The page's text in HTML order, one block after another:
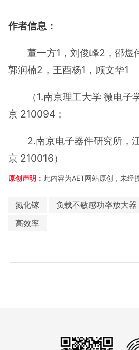
作者信息：
董一方1，刘俊峰2，邵煜
郭润楠2，王酉杨1，顾文华1
（1.南京理工大学 微电子
京 210094；
2.南京电子器件研究所，
京 210016）
原创声明： 此内容为AET网站原创，未经
氮化镓 负载不敏感功率放大器
高效率